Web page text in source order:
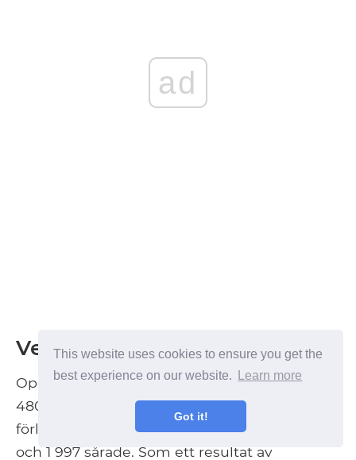
This website uses cookies to ensure you get the
best experience on our website.
Learn more
Got it!
ad
Verkningarna
Operation Torch kostade de allierade cirka
480 dödade och 720 sårade. De franska
förlusterna uppgick till cirka 1 346 dödade
och 1 997 sårade. Som ett resultat av